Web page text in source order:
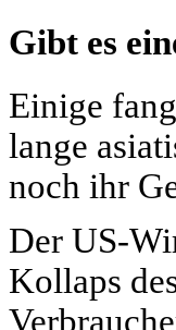
Gibt es
Einige
lange
noch ihr
Der US-
Kollaps